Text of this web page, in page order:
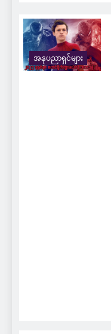
အနုပညာရှင်များ